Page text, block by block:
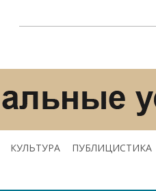
КУЛЬТУРА ПУБЛИЦИСТИКА